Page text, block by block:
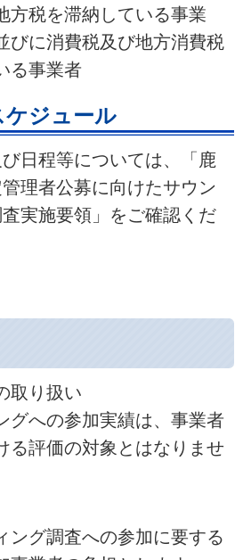
方税を滞納している事業
びに消費税及び地方消費税
る事業者
ケジュール
日程等については、「鹿
理者公募に向けたサウン
実施要領」をご確認くだ
取り扱い
グへの参加実績は、事業者
る評価の対象とはなりませ
ング調査への参加に要する